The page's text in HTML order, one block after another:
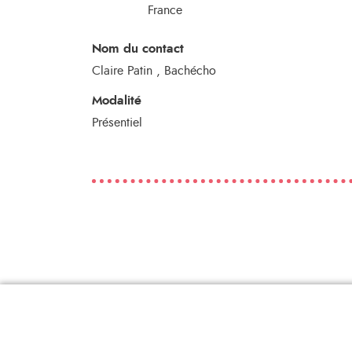
France
Nom du contact
Claire Patin , Bachécho
Modalité
Présentiel